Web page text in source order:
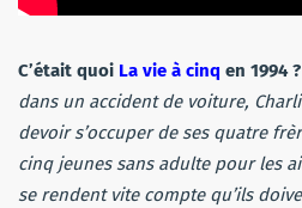
C’était quoi La vie à cinq en 1994 ?
dans un accident de voiture,
devoir s’occuper de ses quatre
cinq jeunes sans adulte pour les
se rendent vite compte qu’ils